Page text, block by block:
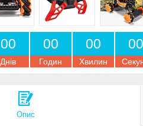
00
Днів
00
Годин
00
Хвилин
00
Опис